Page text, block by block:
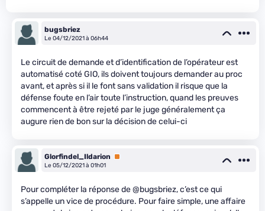
bugsbriez
Le 04/12/2021 à 06h44
Le circuit de demande et d’identification de l’opérateur est
automatisé coté GIO, ils doivent toujours demander au proc
avant, et après si il le font sans validation il risque que la
défense foute en l’air toute l’instruction, quand les preuves
commencent à être rejeté par le juge généralement ça
augure rien de bon sur la décision de celui-ci
Glorfindel_Ildarion
Premium
Le 05/12/2021 à 01h01
Pour compléter la réponse de @bugsbriez, c’est ce qui
s’appelle un vice de procédure. Pour faire simple, une affaire